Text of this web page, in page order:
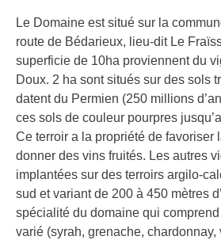
Le Domaine est situé sur la
route de Bédarieux, lieu-dit Le
superficie de 10ha proviennent du
Doux. 2 ha sont situés sur des sols
datent du Permien (250 millions
ces sols de couleur pourpres
Ce terroir a la propriété de favoriser
donner des vins fruités. Les autres
implantées sur des terroirs argilo-
sud et variant de 200 à 450 mètres
spécialité du domaine qui
varié (syrah, grenache, chardonnay,